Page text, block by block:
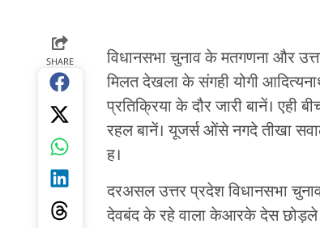
SHARE
विधानसभा चुनाव के मतगणना और
मिलत देखला के संगही योगी
प्रतिक्रिया के दौर जारी बानें। एही
रहल बानें। यूजर्स ओंसे नगदे तीखा
ह।
दरअसल उत्तर प्रदेश विधानसभा
देवबंद के रहे वाला केआरके देस छोड़ले